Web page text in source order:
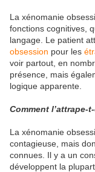
La xénomanie
fonctions cognitives,
langage. Le patient
obsession pour les
voir partout, en
présence, mais
logique apparente.
Comment l’attrape-
La xénomanie
contagieuse, mais
connues. Il y a un
développent la